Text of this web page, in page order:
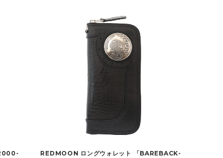
REDMOON ロングウォレット 「BAREBACK-